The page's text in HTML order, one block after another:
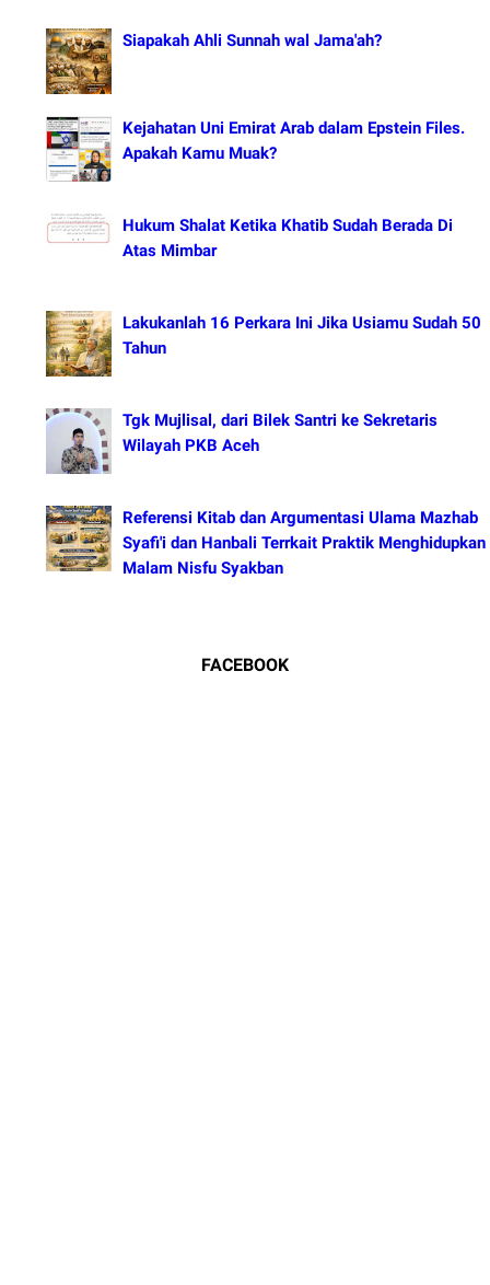
Siapakah Ahli Sunnah wal Jama'ah?
Kejahatan Uni Emirat Arab dalam Epstein Files.
Apakah Kamu Muak?
Hukum Shalat Ketika Khatib Sudah Berada Di
Atas Mimbar
Lakukanlah 16 Perkara Ini Jika Usiamu Sudah 50
Tahun
Tgk Mujlisal, dari Bilek Santri ke Sekretaris
Wilayah PKB Aceh
Referensi Kitab dan Argumentasi Ulama Mazhab
Syafi'i dan Hanbali Terrkait Praktik Menghidupkan
Malam Nisfu Syakban
FACEBOOK